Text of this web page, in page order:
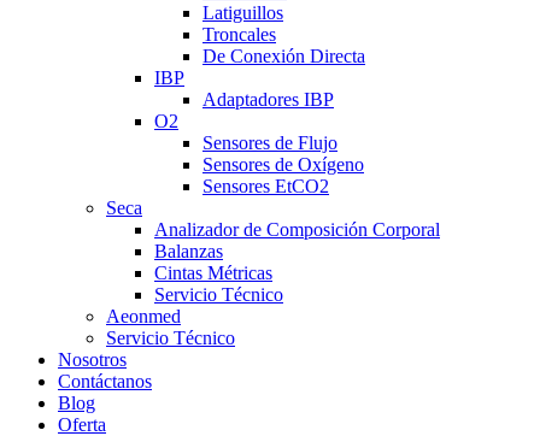
Latiguillos
Troncales
De Conexión Directa
IBP
Adaptadores IBP
O2
Sensores de Flujo
Sensores de Oxígeno
Sensores EtCO2
Seca
Analizador de Composición Corporal
Balanzas
Cintas Métricas
Servicio Técnico
Aeonmed
Servicio Técnico
Nosotros
Contáctanos
Blog
Oferta